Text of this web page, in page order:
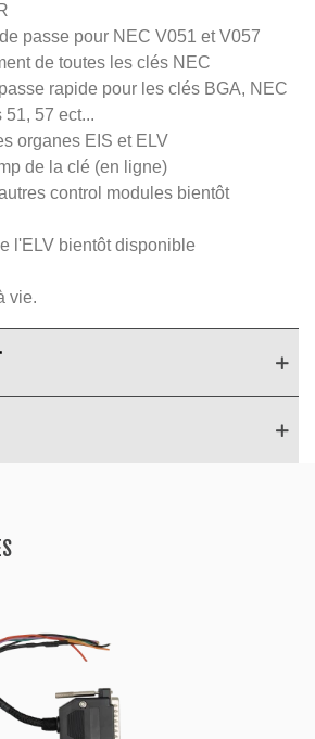
passe pour NEC V051 et V057
de toutes les clés NEC
rapide pour les clés BGA, NEC
57 ect...
organes EIS et ELV
de la clé (en ligne)
control modules bientôt
l'ELV bientôt disponible
vie.